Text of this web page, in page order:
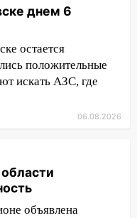
помогли
улице
украли два
ульяновские
засудить УК
днем 6
остается
положительные
искать АЗС, где
06.08.2026
объявлена